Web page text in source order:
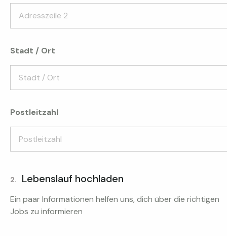
Stadt / Ort
Postleitzahl
2. Lebenslauf hochladen
Ein paar Informationen helfen uns, dich über die richtigen
Jobs zu informieren